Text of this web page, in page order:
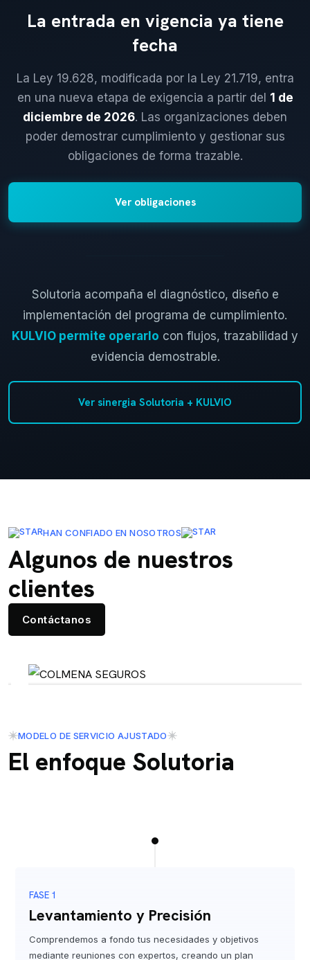
La entrada en vigencia ya tiene
fecha
La Ley 19.628, modificada por la Ley 21.719, entra
en una nueva etapa de exigencia a partir del 1 de
diciembre de 2026. Las organizaciones deben
poder demostrar cumplimiento y gestionar sus
obligaciones de forma trazable.
Ver obligaciones
Solutoria acompaña el diagnóstico, diseño e
implementación del programa de cumplimiento.
KULVIO permite operarlo con flujos, trazabilidad y
evidencia demostrable.
Ver sinergia Solutoria + KULVIO
HAN CONFIADO EN NOSOTROS
Algunos de nuestros
clientes
Contáctanos
MODELO DE SERVICIO AJUSTADO
El enfoque Solutoria
FASE 1
Levantamiento y Precisión
Comprendemos a fondo tus necesidades y objetivos
mediante reuniones con expertos, creando un plan